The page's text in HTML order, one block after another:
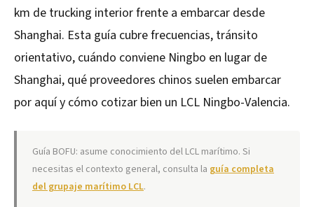
km de trucking interior frente a embarcar desde
Shanghai. Esta guía cubre frecuencias, tránsito
orientativo, cuándo conviene Ningbo en lugar de
Shanghai, qué proveedores chinos suelen embarcar
por aquí y cómo cotizar bien un LCL Ningbo-Valencia.
Guía BOFU: asume conocimiento del LCL marítimo. Si
necesitas el contexto general, consulta la guía completa
del grupaje marítimo LCL.